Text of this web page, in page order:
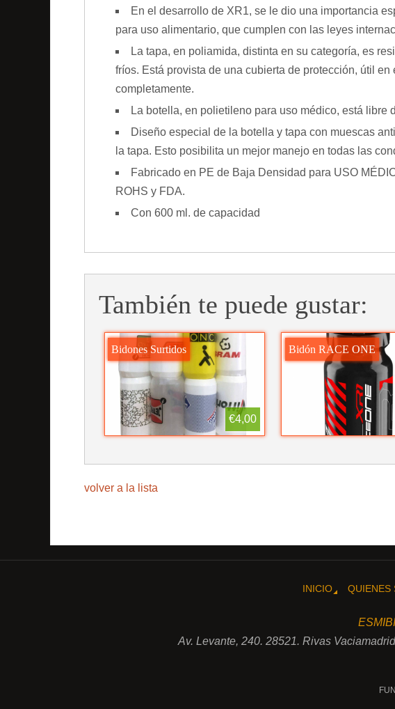
En el desarrollo de XR1, se le dio una importancia
para uso alimentario, que cumplen con las leyes
La tapa, en poliamida, distinta en su categoría, es
fríos. Está provista de una cubierta de protección, útil
completamente.
La botella, en polietileno para uso médico, está libre
Diseño especial de la botella y tapa con muescas
la tapa. Esto posibilita un mejor manejo en todas las
Fabricado en PE de Baja Densidad para USO
ROHS y FDA.
Con 600 ml. de capacidad
También te puede gustar:
Bidones Surtidos
€4,00
Bidón RACE ONE
volver a la lista
INICIO QUIENES
Av. Levante, 240. 28521. Rivas